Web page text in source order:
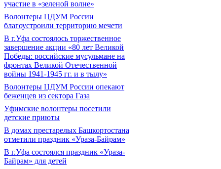
участие в «зеленой волне»
Волонтеры ЦДУМ России
благоустроили территорию мечети
В г.Уфа состоялось торжественное
завершение акции «80 лет Великой
Победы: российские мусульмане на
фронтах Великой Отечественной
войны 1941-1945 гг. и в тылу»
Волонтеры ЦДУМ России опекают
беженцев из сектора Газа
Уфимские волонтеры посетили
детские приюты
В домах престарелых Башкортостана
отметили праздник «Ураза-Байрам»
В г.Уфа состоялся праздник «Ураза-
Байрам» для детей